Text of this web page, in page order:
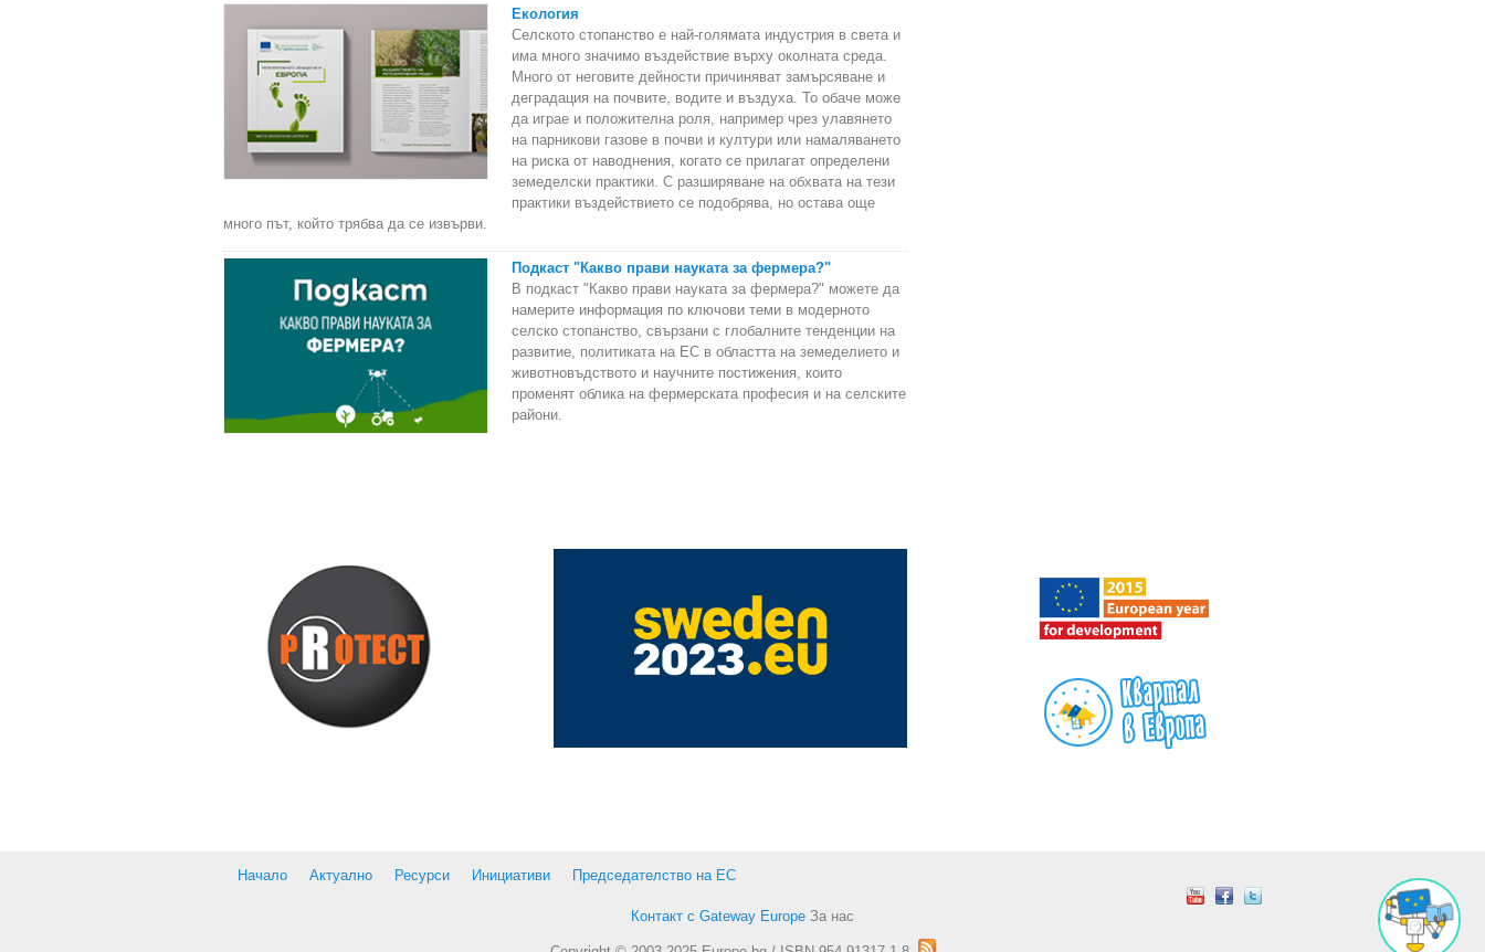
Екология
Селското стопанство е най-голямата индустрия в света и
има много значимо въздействие върху околната среда.
Много от неговите дейности причиняват замърсяване и
деградация на почвите, водите и въздуха. То обаче може
да играе и положителна роля, например чрез улавянето
на парникови газове в почви и култури или намаляването
на риска от наводнения, когато се прилагат определени
земеделски практики. С разширяване на обхвата на тези
практики въздействието се подобрява, но остава още
много път, който трябва да се извърви.
Подкаст "Какво прави науката за фермера?"
В подкаст "Какво прави науката за фермера?" можете да
намерите информация по ключови теми в модерното
селско стопанство, свързани с глобалните тенденции на
развитие, политиката на ЕС в областта на земеделието и
животновъдството и научните постижения, които
променят облика на фермерската професия и на селските
райони.
Начало Актуално Ресурси Инициативи Председателство на ЕС
Контакт с Gateway Europe За нас